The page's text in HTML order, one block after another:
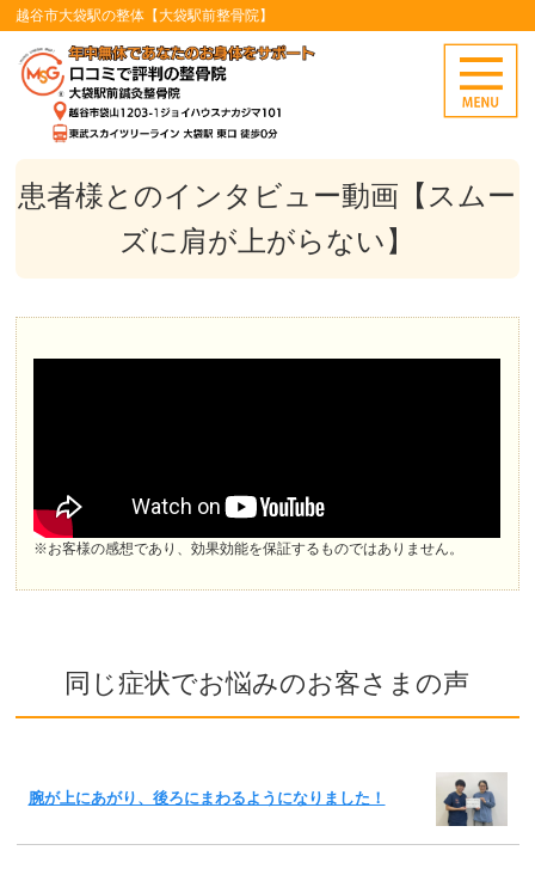
越谷市大袋駅の整体【大袋駅前整骨院】
患者様とのインタビュー動画【スムー
ズに肩が上がらない】
※お客様の感想であり、効果効能を保証するものではありません。
同じ症状でお悩みのお客さまの声
腕が上にあがり、後ろにまわるようになりました！